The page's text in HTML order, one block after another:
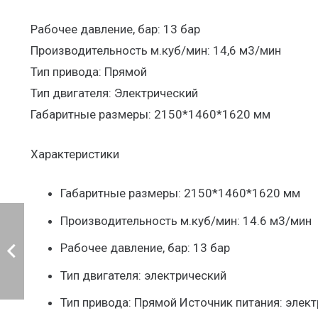
Рабочее давление, бар: 13 бар
Производительность м.куб/мин: 14,6 м3/мин
Тип привода: Прямой
Тип двигателя: Электрический
Габаритные размеры: 2150*1460*1620 мм
Характеристики
Габаритные размеры: 2150*1460*1620 мм
Производительность м.куб/мин: 14.6 м3/мин
Рабочее давление, бар: 13 бар
Тип двигателя: электрический
Тип привода: Прямой Источник питания: